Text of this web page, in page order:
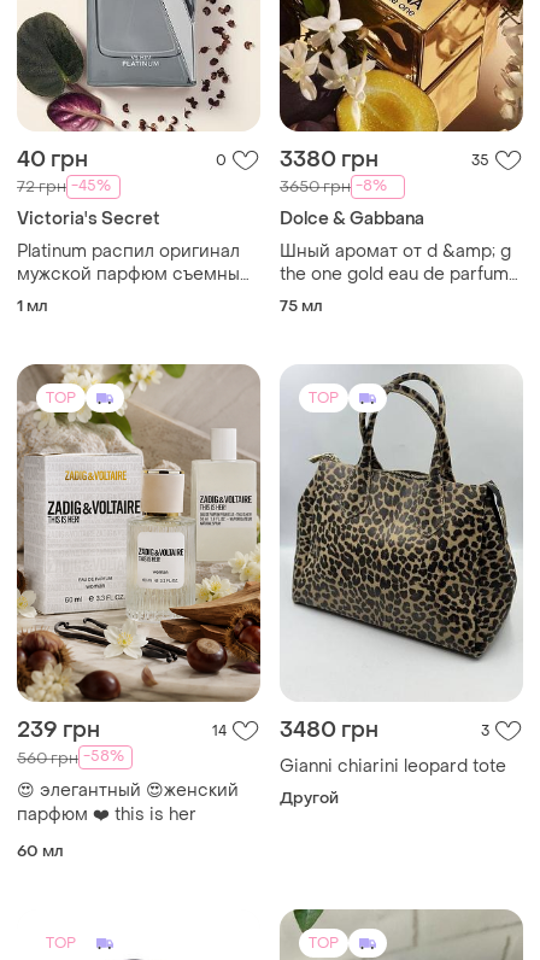
40 грн 0
72 грн -45%
Victoria's Secret
Platinum распил оригинал
мужской парфюм съемным
по продаже
1 мл
3380 грн 35
3650 грн -8%
Dolce & Gabbana
Шный аромат от d &amp; g
the one gold eau de parfum
intense 75ml😍💝 (
75 мл
TOP
239 грн 14
560 грн -58%
😍 элегантный 😍женский
парфюм ❤️ this is her
60 мл
TOP
3480 грн 3
Gianni chiarini leopard tote
Другой
TOP TOP